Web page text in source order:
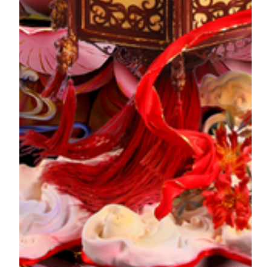
ความสุข
เรื่องราวของผลงาน
ฉินอิ๋ง – พิธีวิวาห์
“ฉินอิ๋ง” หรือ “พิธีแต่งงาน” เป็นหนึ่งใน “สามหนังสือหก
พิธี” ของประเพณีการแต่งงาน ซึ่งเป็นช่วงเวลาที่เจ้าบ่าว
และเจ้าสาวได้เข้าพิธีสมรสกัน ภายในห้องโถงของบ้าน
เจ้าบ่าวที่สว่างไสวและเต็มไปด้วยบรรยากาศมงคล คู่บ่าว
สาวจะประกอบพิธีบูชาอย่างเป็นทางการ รายละเอียดใน
ผลงานศิลป์เสริมส่งและประสานกันอย่างลงตัว โดยใช้
โคมไฟแดงสดลอยเด่นเป็นฐาน ประดับด้วยรูปปั้นฟอง
ดองต์ และเมฆมงคลช่วยเพิ่มบรรยากาศแห่งความรื่นเริง
สื่อถึงความสุขและคำอวยพรให้การแต่งงานงดงาม
สมบูรณ์